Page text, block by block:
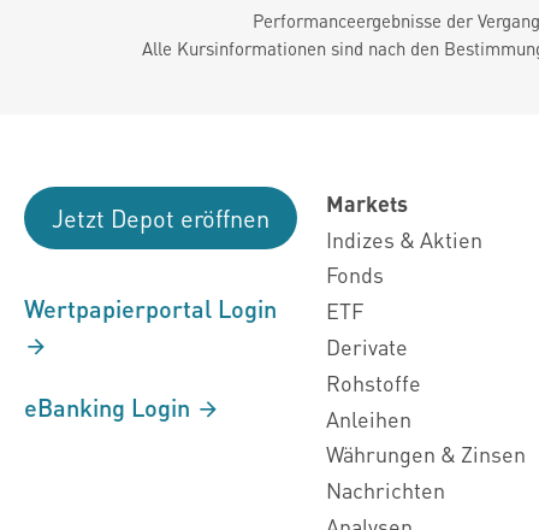
Performanceergebnisse der
Alle Kursinformationen sind nach den
Jetzt Depot eröffnen
Wertpapierportal Login
eBanking Login
Markets
Indizes & Aktien
Fonds
ETF
Derivate
Rohstoffe
Anleihen
Währungen & Zinsen
Nachrichten